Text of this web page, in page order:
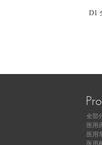
D1
全部
医用
医用